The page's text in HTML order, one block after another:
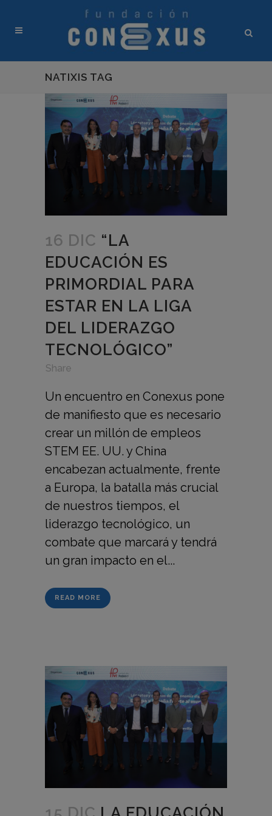
NATIXIS TAG
16 DIC “LA
EDUCACIÓN ES
PRIMORDIAL PARA
ESTAR EN LA LIGA
DEL LIDERAZGO
TECNOLÓGICO”
Share
Un encuentro en Conexus pone
de manifiesto que es necesario
crear un millón de empleos
STEM EE. UU. y China
encabezan actualmente, frente
a Europa, la batalla más crucial
de nuestros tiempos, el
liderazgo tecnológico, un
combate que marcará y tendrá
un gran impacto en el...
READ MORE